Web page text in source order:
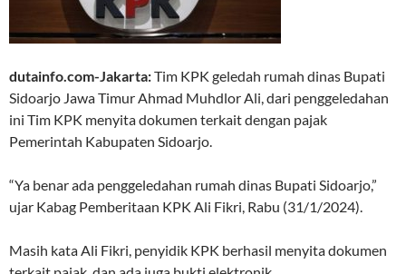
dutainfo.com-Jakarta:Tim KPK geledah rumah dinas Bupati
Sidoarjo Jawa Timur Ahmad Muhdlor Ali, dari penggeledahan
ini Tim KPK menyita dokumen terkait dengan pajak
Pemerintah Kabupaten Sidoarjo.
“Ya benar ada penggeledahan rumah dinas Bupati Sidoarjo,”
ujar Kabag Pemberitaan KPK Ali Fikri, Rabu (31/1/2024).
Masih kata Ali Fikri, penyidik KPK berhasil menyita dokumen